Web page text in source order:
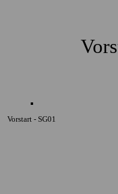
Vorstart - SG01